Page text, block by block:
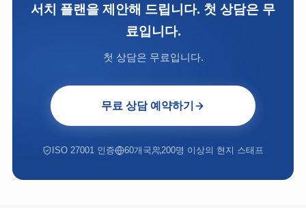
서치 플랜을 제안해 드립니다. 첫 상담은 무
료입니다.
첫 상담은 무료입니다.
무료 상담 예약하기
ISO 27001 인증 60개국 200명 이상의 현지 스태프